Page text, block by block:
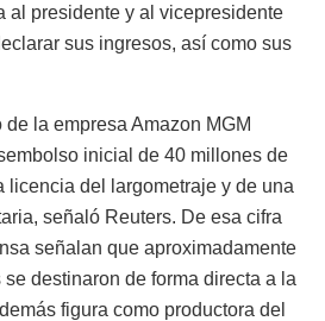
al presidente y al vicepresidente
sus ingresos, así como sus
la empresa Amazon MGM
inicial de 40 millones de
licencia del largometraje y de una
señaló Reuters. De esa cifra
señalan que aproximadamente
destinaron de forma directa a la
figura como productora del